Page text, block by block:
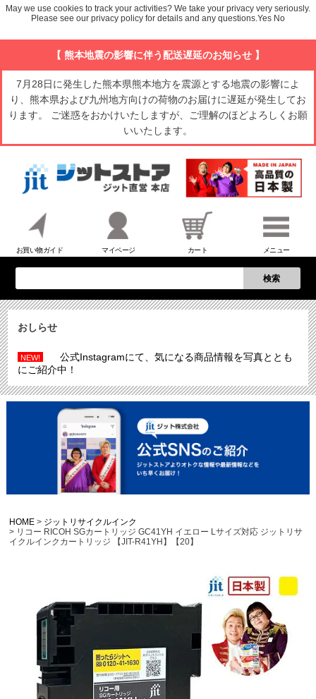
【 熊本地震の影響に伴う配送遅延のお知らせ 】
7月28日に発生した熊本県熊本地方を震源とする地震の影響によ
り、熊本県および九州地方向けの荷物のお届けに遅延が発生してお
ります。 ご迷惑をおかけいたしますが、ご理解のほどよろしくお願
いいたします。
お買い物ガイド マイページ カート メニュー
検索
おしらせ
NEW!
公式Instagramにて、気になる商品情報を写真ととも
にご紹介中！
HOME
ジットリサイクルインク
リコー RICOH SGカートリッジ GC41YH イエロー Lサイズ対応 ジットリサ
イクルインクカートリッジ 【JIT-R41YH】【20】
May we use cookies to track your activities? We take your privacy very seriously.
Please see our privacy policy for details and any questions.Yes No